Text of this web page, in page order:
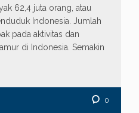
62,4 juta orang, atau
Indonesia. Jumlah
pada aktivitas dan
di Indonesia. Semakin
0